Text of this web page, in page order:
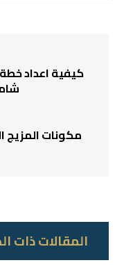
كيفية اعداد
مكونات المزيج
المقالات ذات